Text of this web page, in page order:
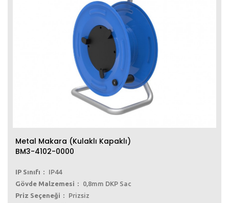
Metal Makara (Kulaklı Kapaklı)
BM3-4102-0000
IP Sınıfı
IP44
Gövde Malzemesi
0,8mm DKP Sac
Priz Seçeneği
Prizsiz